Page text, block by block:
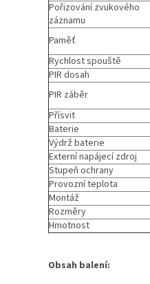
Pořizování zvukového
záznamu
Paměť
Rychlost spouště
PIR dosah
PIR záběr
Přísvit
Baterie
Výdrž baterie
Externí napájecí zdroj
Stupeň ochrany
Provozní teplota
Montáž
Rozměry
Hmotnost
Obsah balení: